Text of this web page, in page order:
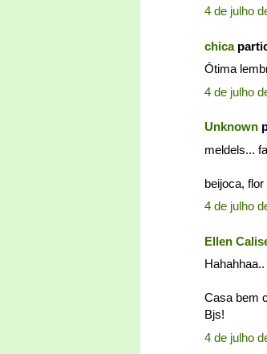
4 de julho
chica
Ótima
4 de julho
Unknown
meldels...
beijoca, flor
4 de julho
Ellen
Hahahhaa..
Casa bem
Bjs!
4 de julho